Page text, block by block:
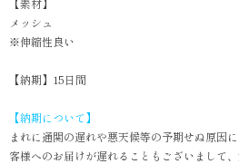
メッシュ
※伸縮性良い
【納期】15日間
【納期について】
まれに通関の遅れや悪天候等の予期せぬ原因
客様へのお届けが遅れることもございまして